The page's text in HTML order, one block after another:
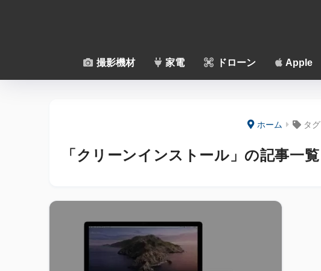
撮影機材 家電 ドローン Apple
ホーム タグ
「クリーンインストール」の記事一覧